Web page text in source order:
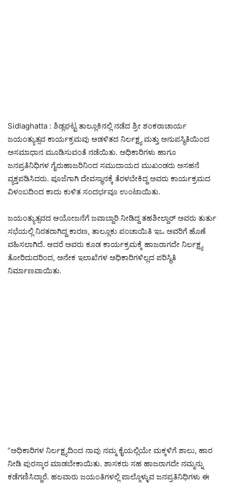
Sidlaghatta : ಶಿಡ್ಲಘಟ್ಟ ತಾಲ್ಲೂಕಿನಲ್ಲಿ ನಡೆದ ಶ್ರೀ ಶಂಕರಾಚಾರ್ಯ
ಜಯಂತ್ಯುತ್ಸವ ಕಾರ್ಯಕ್ರಮವು ಆಡಳಿತದ ನಿರ್ಲಕ್ಷ್ಯ ಮತ್ತು ಅನುಪಸ್ಥಿತಿಯಿಂದ
ಅಸಮಾಧಾನ ಮೂಡಿಸುವಂತೆ ನಡೆಯಿತು. ಅಧಿಕಾರಿಗಳು ಹಾಗೂ
ಜನಪ್ರತಿನಿಧಿಗಳ ಗೈರುಹಾಜರಿನಿಂದ ಸಮುದಾಯದ ಮುಖಂಡರು ಅಸಹನೆ
ವ್ಯಕ್ತಪಡಿಸಿದರು. ಪೂಜೆಗಾಗಿ ದೇವಸ್ಥಾನಕ್ಕೆ ತೆರಳಬೇಕಿದ್ದ ಅವರು ಕಾರ್ಯಕ್ರಮದ
ವಿಳಂಬದಿಂದ ಕಾದು ಕುಳಿತ ಸಂದರ್ಭವೂ ಉಂಟಾಯಿತು.
ಜಯಂತ್ಯುತ್ಸವದ ಆಯೋಜನೆಗೆ ಜವಾಬ್ದಾರಿ ನೀಡಿದ್ದ ತಹಶೀಲ್ದಾರ್ ಅವರು ತುರ್ತು
ಸಭೆಯಲ್ಲಿ ನಿರತರಾಗಿದ್ದ ಕಾರಣ, ತಾಲ್ಲೂಕು ಪಂಚಾಯಿತಿ ಇಒ ಅವರಿಗೆ ಹೊಣೆ
ವಹಿಸಲಾಗಿದೆ. ಆದರೆ ಅವರು ಕೂಡ ಕಾರ್ಯಕ್ರಮಕ್ಕೆ ಹಾಜರಾಗದೇ ನಿರ್ಲಕ್ಷ್ಯ
ತೋರಿದುದರಿಂದ, ಅನೇಕ ಇಲಾಖೆಗಳ ಅಧಿಕಾರಿಗಳಿಲ್ಲದ ಪರಿಸ್ಥಿತಿ
ನಿರ್ಮಾಣವಾಯಿತು.
“ಅಧಿಕಾರಿಗಳ ನಿರ್ಲಕ್ಷ್ಯದಿಂದ ನಾವು ನಮ್ಮ ಕೈಯಲ್ಲಿಯೇ ಮಕ್ಕಳಿಗೆ ಶಾಲು, ಹಾರ
ನೀಡಿ ಪುರಸ್ಕಾರ ಮಾಡಬೇಕಾಯಿತು. ಶಾಸಕರು ಸಹ ಹಾಜರಾಗದೇ ನಮ್ಮನ್ನು
ಕಡೆಗಣಿಸಿದ್ದಾರೆ. ಹಲವಾರು ಜಯಂತಿಗಳಲ್ಲಿ ಪಾಲ್ಗೊಳ್ಳುವ ಜನಪ್ರತಿನಿಧಿಗಳು ಈ